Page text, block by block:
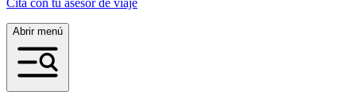
Cita con tu asesor de viaje
Abrir menú